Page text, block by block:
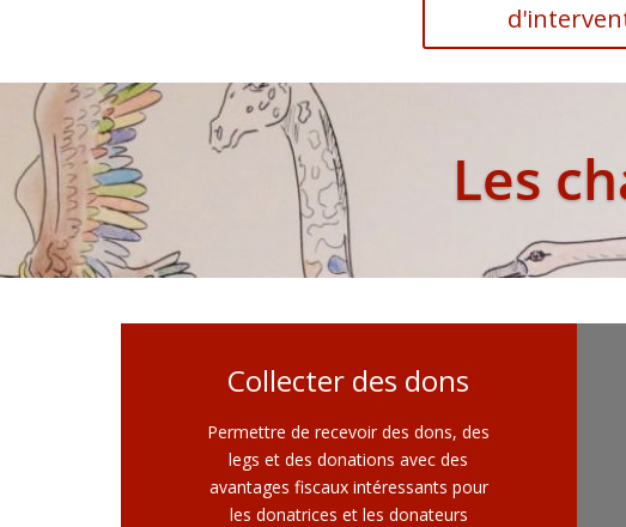
Les
Collecter des dons
Permettre de recevoir des dons, des
legs et des donations avec des
avantages fiscaux intéressants pour
les donatrices et les donateurs